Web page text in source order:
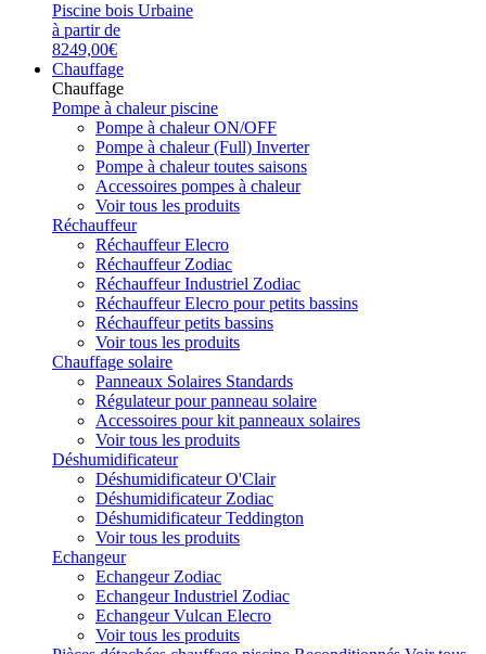
Piscine bois Urbaine
à partir de
8249,00€
Chauffage
Chauffage
Pompe à chaleur piscine
Pompe à chaleur ON/OFF
Pompe à chaleur (Full) Inverter
Pompe à chaleur toutes saisons
Accessoires pompes à chaleur
Voir tous les produits
Réchauffeur
Réchauffeur Elecro
Réchauffeur Zodiac
Réchauffeur Industriel Zodiac
Réchauffeur Elecro pour petits bassins
Réchauffeur petits bassins
Voir tous les produits
Chauffage solaire
Panneaux Solaires Standards
Régulateur pour panneau solaire
Accessoires pour kit panneaux solaires
Voir tous les produits
Déshumidificateur
Déshumidificateur O'Clair
Déshumidificateur Zodiac
Déshumidificateur Teddington
Voir tous les produits
Echangeur
Echangeur Zodiac
Echangeur Industriel Zodiac
Echangeur Vulcan Elecro
Voir tous les produits